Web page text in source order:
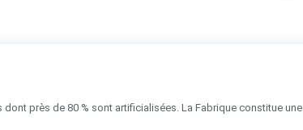
près de 80 % sont artificialisées. La Fabrique constitue une